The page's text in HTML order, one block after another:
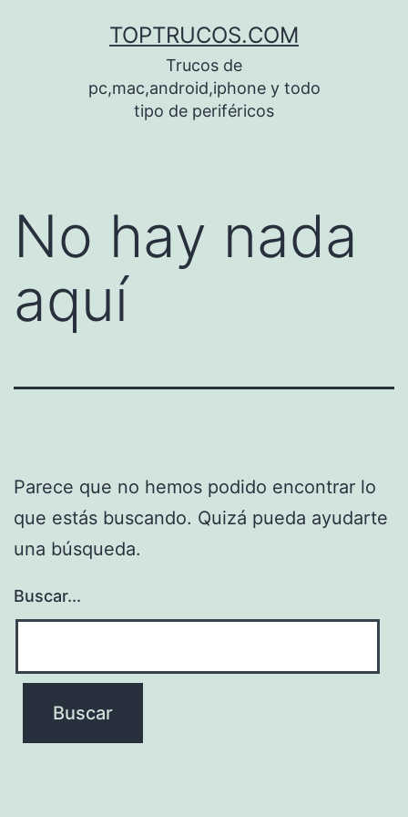
TOPTRUCOS.COM
Trucos de
pc,mac,android,iphone y todo
tipo de periféricos
No hay nada
aquí
Parece que no hemos podido encontrar lo
que estás buscando. Quizá pueda ayudarte
una búsqueda.
Buscar...